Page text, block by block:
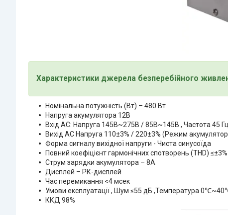
Характеристики джерела безперебійного
Номінальна потужність (Вт) – 480 Вт
Напруга акумулятора 12В
Вхід AC: Напруга 145В~275В / 85В~145В , Частота 45
Вихід AC Напруга 110±3% / 220±3% (Режим
Форма сигналу вихідної напруги - Чиста синусоїда
Повний коефіцієнт гармонічних спотворень (THD) ≤±3%
Струм зарядки акумулятора – 8А
Дисплей – РК-дисплей
Час перемикання <4 мсек
Умови експлуатації , Шум ≤55 дБ ,Температура
ККД 98%